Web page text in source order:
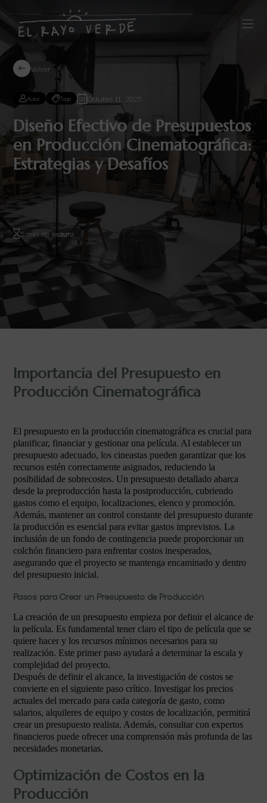
Volver
Autor Tags Octubre 11, 2025
Diseño Efectivo de Presupuestos
en Producción Cinematográfica:
Estrategias y Desafíos
5 min de lectura
Importancia del Presupuesto en
Producción Cinematográfica
El presupuesto en la producción cinematográfica es crucial para
planificar, financiar y gestionar una película. Al establecer un
presupuesto adecuado, los cineastas pueden garantizar que los
recursos estén correctamente asignados, reduciendo la
posibilidad de sobrecostos. Un presupuesto detallado abarca
desde la preproducción hasta la postproducción, cubriendo
gastos como el equipo, localizaciones, elenco y promoción.
Además, mantener un control constante del presupuesto durante
la producción es esencial para evitar gastos imprevistos. La
inclusión de un fondo de contingencia puede proporcionar un
colchón financiero para enfrentar costos inesperados,
asegurando que el proyecto se mantenga encaminado y dentro
del presupuesto inicial.
Pasos para Crear un Presupuesto de Producción
La creación de un presupuesto empieza por definir el alcance de
la película. Es fundamental tener claro el tipo de película que se
quiere hacer y los recursos mínimos necesarios para su
realización. Este primer paso ayudará a determinar la escala y
complejidad del proyecto.
Después de definir el alcance, la investigación de costos se
convierte en el siguiente paso crítico. Investigar los precios
actuales del mercado para cada categoría de gasto, como
salarios, alquileres de equipo y costos de localización, permitirá
crear un presupuesto realista. Además, consultar con expertos
financieros puede ofrecer una comprensión más profunda de las
necesidades monetarias.
Optimización de Costos en la
Producción